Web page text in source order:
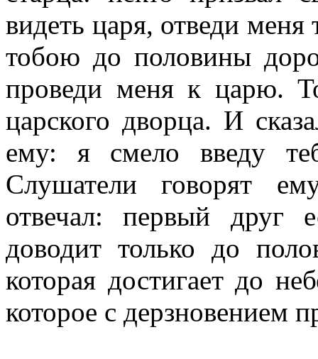
видеть царя, отведи
тобою до половины
проведи меня к царю.
царского дворца. И
ему: я смело введу
Слушатели говорят
отвечал: первый друг
доводит только до
которая достигает до
которое с дерзновением